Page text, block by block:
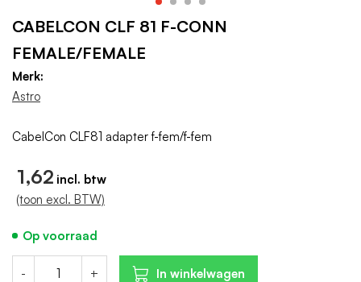
CABELCON CLF 81 F-CONN
FEMALE/FEMALE
Merk:
Astro
1,62
(toon excl. BTW)
- + In winkelwagen
Op voorraad
CabelCon CLF81 adapter f-fem/f-fem